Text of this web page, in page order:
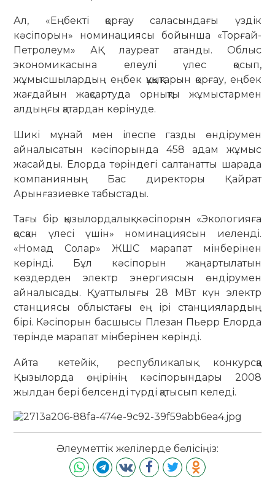
Ал, «Еңбекті қорғау саласындағы үздік
кәсіпорын» номинациясы бойынша «Торғай-
Петролеум» АҚ лауреат атанды. Облыс
экономикасына елеулі үлес қосып,
жұмысшылардың еңбек құқықтарын қорғау, еңбек
жағдайын жақсартуда орнықты жұмыстармен
алдыңғы қатардан көрінуде.
Шикі мұнай мен ілеспе газды өндірумен
айналысатын кәсіпорында 458 адам жұмыс
жасайды. Елорда төріндегі салтанатты шарада
компанияның Бас директоры Қайрат
Арынғазиевке табыстады.
Тағы бір қызылордалық кәсіпорын «Экологияға
қосқан үлесі үшін» номинациясын иеленді.
«Номад Солар» ЖШС марапат мінберінен
көрінді. Бұл кәсіпорын жаңартылатын
көздерден электр энергиясын өндірумен
айналысады. Қуаттылығы 28 МВт күн электр
станциясы облыстағы ең ірі станциялардың
бірі. Кәсіпорын басшысы Плезан Пьерр Елорда
төрінде марапат мінберінен көрінді.
Айта кетейік, республикалық конкурсқа
Қызылорда өңірінің кәсіпорындары 2008
жылдан бері белсенді түрді қатысып келеді.
Әлеуметтік желілерде бөлісіңіз: